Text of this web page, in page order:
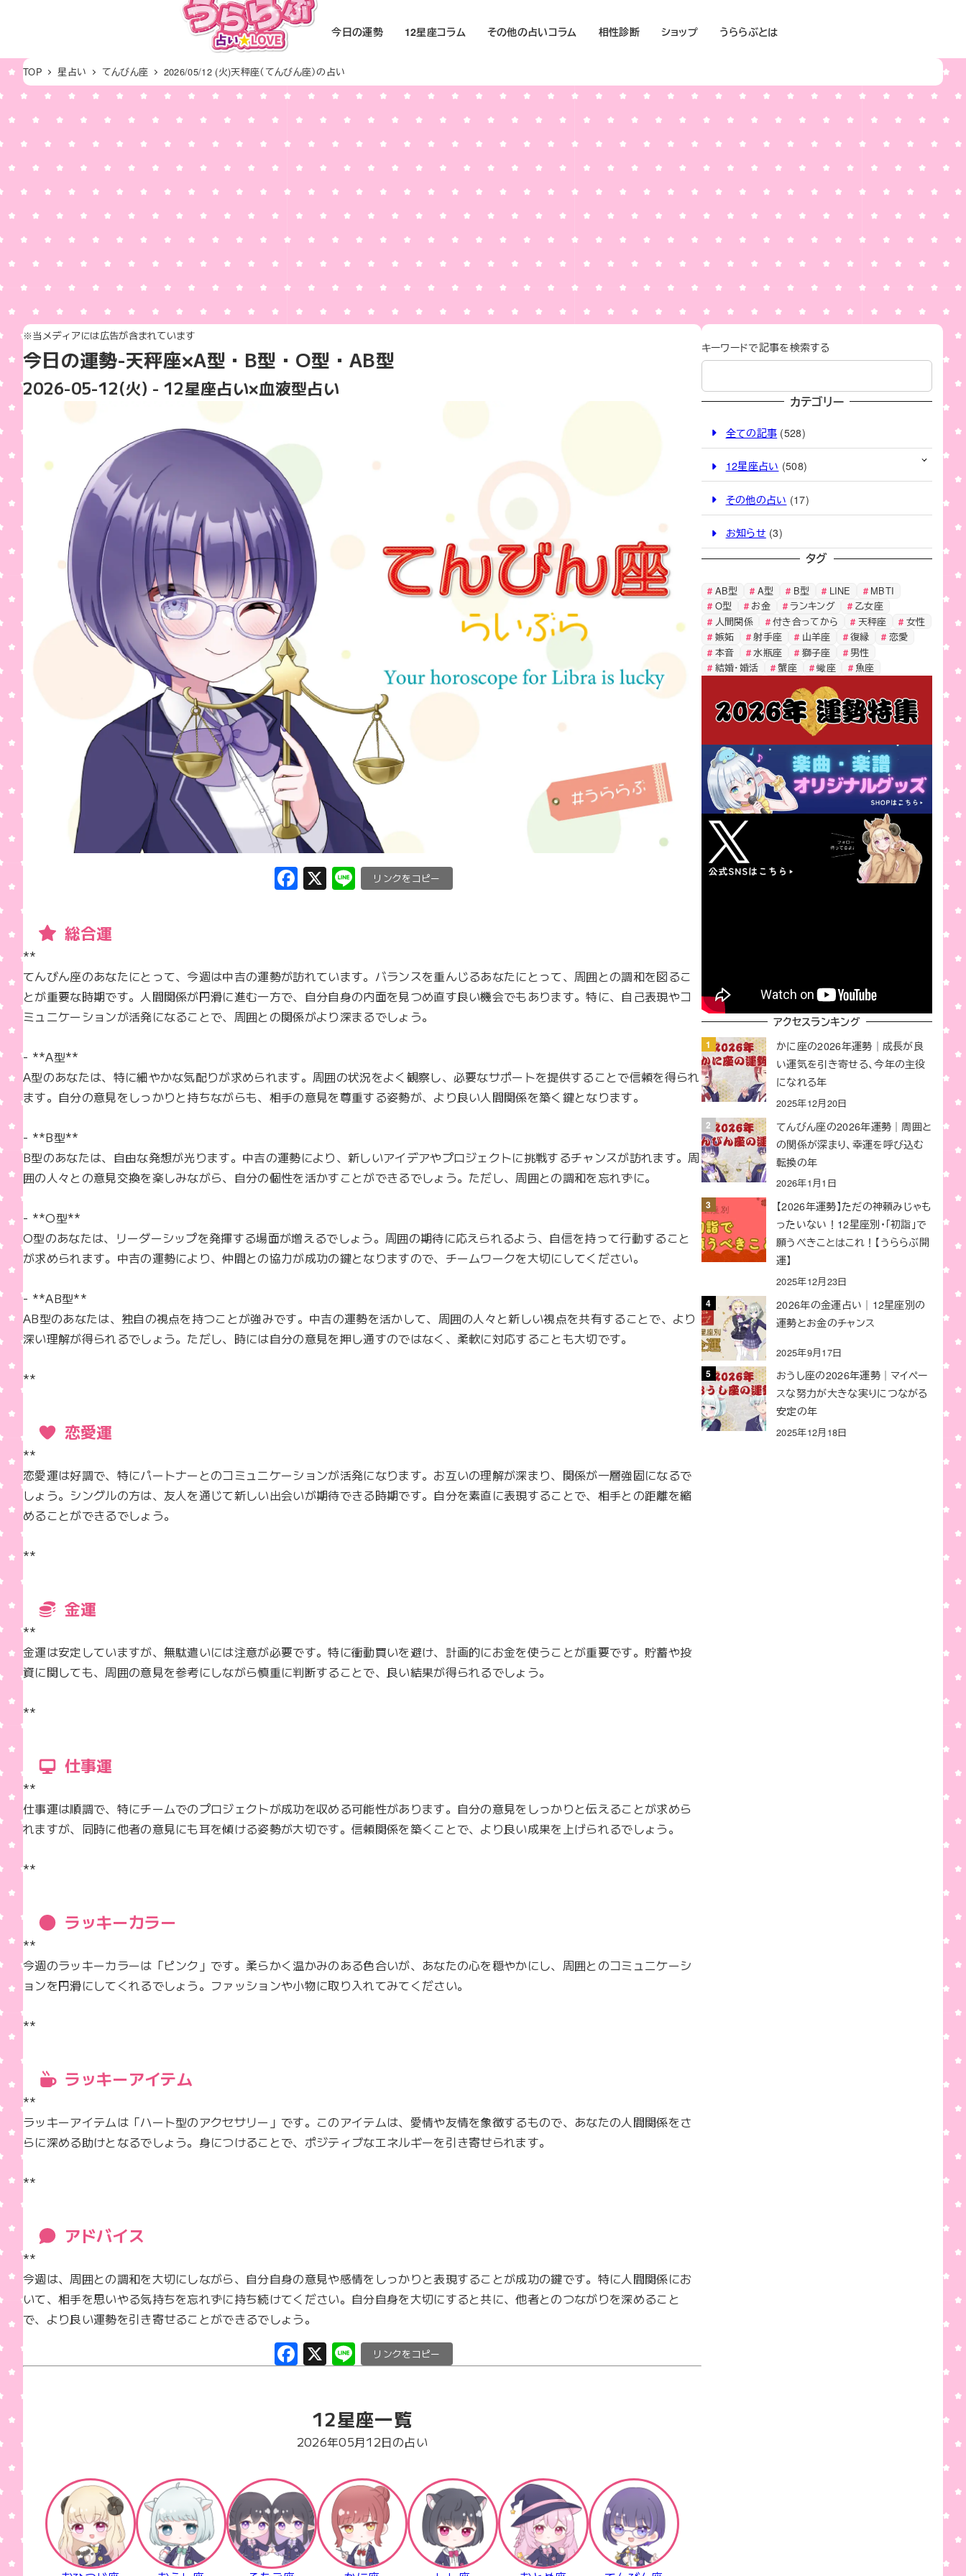
コ
ン
ツ
へ
移
動
今日の運勢 12星座コラム その他の占いコラム 相性診断 ショップ うららぶとは
TOP 星占い てんびん座 2026/05/12 (火)天秤座（てんびん座）の占い
※当メディアには広告が含まれています
今日の運勢-天秤座×A型・B型・O型・AB型
2026-05-12(火) - 12星座占い×血液型占い
F
b
o
o
X Li C
Li
n
k
総合運
**
てんびん座のあなたにとって、今週は中吉の運勢が訪れています。バランスを重んじるあなたにとって、周囲との調和を図るこ
とが重要な時期です。人間関係が円滑に進む一方で、自分自身の内面を見つめ直す良い機会でもあります。特に、自己表現やコ
ミュニケーションが活発になることで、周囲との関係がより深まるでしょう。
- **A型**
A型のあなたは、特に細やかな気配りが求められます。周囲の状況をよく観察し、必要なサポートを提供することで信頼を得られ
ます。自分の意見をしっかりと持ちながらも、相手の意見を尊重する姿勢が、より良い人間関係を築く鍵となります。
- **B型**
B型のあなたは、自由な発想が光ります。中吉の運勢により、新しいアイデアやプロジェクトに挑戦するチャンスが訪れます。周
囲の人々との意見交換を楽しみながら、自分の個性を活かすことができるでしょう。ただし、周囲との調和を忘れずに。
- **O型**
O型のあなたは、リーダーシップを発揮する場面が増えるでしょう。周囲の期待に応えられるよう、自信を持って行動すること
が求められます。中吉の運勢により、仲間との協力が成功の鍵となりますので、チームワークを大切にしてください。
- **AB型**
AB型のあなたは、独自の視点を持つことが強みです。中吉の運勢を活かして、周囲の人々と新しい視点を共有することで、より
深い理解が得られるでしょう。ただし、時には自分の意見を押し通すのではなく、柔軟に対応することも大切です。
**
恋愛運
**
恋愛運は好調で、特にパートナーとのコミュニケーションが活発になります。お互いの理解が深まり、関係が一層強固になるで
しょう。シングルの方は、友人を通じて新しい出会いが期待できる時期です。自分を素直に表現することで、相手との距離を縮
めることができるでしょう。
**
金運
**
金運は安定していますが、無駄遣いには注意が必要です。特に衝動買いを避け、計画的にお金を使うことが重要です。貯蓄や投
資に関しても、周囲の意見を参考にしながら慎重に判断することで、良い結果が得られるでしょう。
**
仕事運
**
仕事運は順調で、特にチームでのプロジェクトが成功を収める可能性があります。自分の意見をしっかりと伝えることが求めら
れますが、同時に他者の意見にも耳を傾ける姿勢が大切です。信頼関係を築くことで、より良い成果を上げられるでしょう。
**
ラッキーカラー
**
今週のラッキーカラーは「ピンク」です。柔らかく温かみのある色合いが、あなたの心を穏やかにし、周囲とのコミュニケーシ
ョンを円滑にしてくれるでしょう。ファッションや小物に取り入れてみてください。
**
ラッキーアイテム
**
ラッキーアイテムは「ハート型のアクセサリー」です。このアイテムは、愛情や友情を象徴するもので、あなたの人間関係をさ
らに深める助けとなるでしょう。身につけることで、ポジティブなエネルギーを引き寄せられます。
**
アドバイス
**
今週は、周囲との調和を大切にしながら、自分自身の意見や感情をしっかりと表現することが成功の鍵です。特に人間関係にお
いて、相手を思いやる気持ちを忘れずに持ち続けてください。自分自身を大切にすると共に、他者とのつながりを深めること
で、より良い運勢を引き寄せることができるでしょう。
F
a
e
b
o
k
X Li
n
C
o
Li
k
12星座一覧
2026年05月12日の占い
キーワードで記事を検索する
カテゴリー
全ての記事 (528)
12星座占い (508)
その他の占い (17)
お知らせ (3)
タグ
AB型 A型 B型 LINE
MBTI
O型
お金 ランキング
乙女座
人間関係
付き合ってから 天秤座
女性
嫉妬
射手座 山羊座 復縁
恋愛
本音
水瓶座 獅子座
男性
結婚・婚活
蟹座 蠍座 魚座
アクセスランキング
かに座の2026年運勢｜成長が良
い運気を引き寄せる、今年の主役
になれる年
2025年12月20日
てんびん座の2026年運勢｜周囲と
の関係が深まり、幸運を呼び込む
転換の年
2026年1月1日
【2026年運勢】ただの神頼みじゃも
ったいない！12星座別・「初詣」で
願うべきことはこれ！【うららぶ開
運】
2025年12月23日
2026年の金運占い｜12星座別の
運勢とお金のチャンス
2025年9月17日
おうし座の2026年運勢｜マイペー
スな努力が大きな実りにつながる
安定の年
2025年12月18日